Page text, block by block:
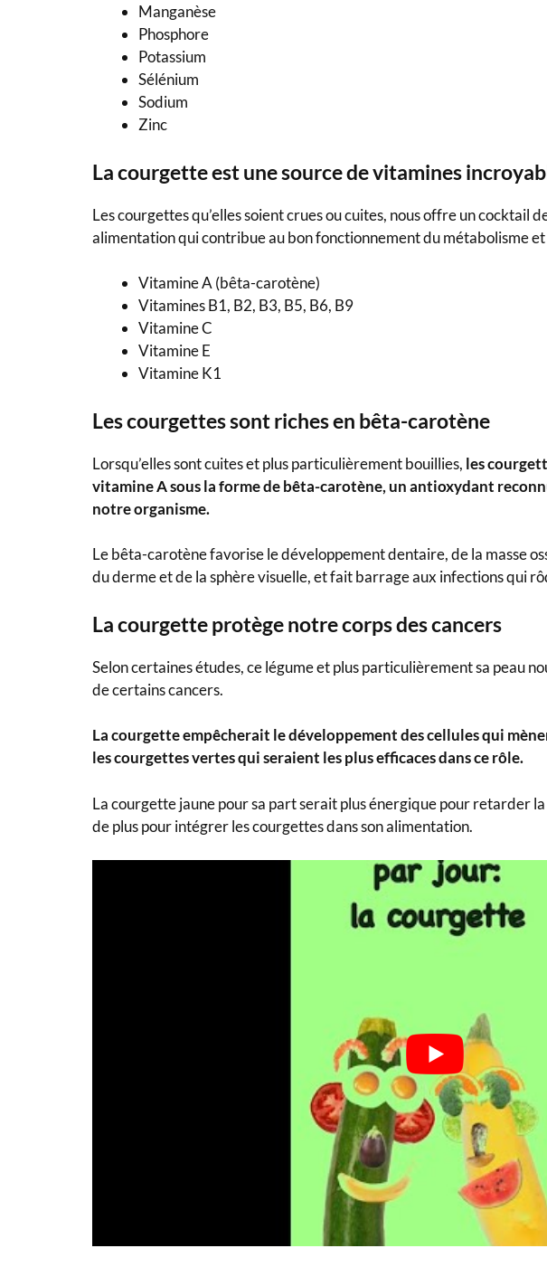
Manganèse
Phosphore
Potassium
Sélénium
Sodium
Zinc
La courgette est une source de vitamines
Les courgettes qu’elles soient crues ou cuites, nous offre un cocktail
alimentation qui contribue au bon fonctionnement du métabolisme et
Vitamine A (bêta-carotène)
Vitamines B1, B2, B3, B5, B6, B9
Vitamine C
Vitamine E
Vitamine K1
Les courgettes sont riches en bêta-carotène
Lorsqu’elles sont cuites et plus particulièrement bouillies, les
vitamine A sous la forme de bêta-carotène, un antioxydant
notre organisme.
Le bêta-carotène favorise le développement dentaire, de la masse
du derme et de la sphère visuelle, et fait barrage aux infections qui
La courgette protège notre corps des cancers
Selon certaines études, ce légume et plus particulièrement sa peau
de certains cancers.
La courgette empêcherait le développement des cellules qui
les courgettes vertes qui seraient les plus efficaces dans ce rôle.
La courgette jaune pour sa part serait plus énergique pour retarder
de plus pour intégrer les courgettes dans son alimentation.